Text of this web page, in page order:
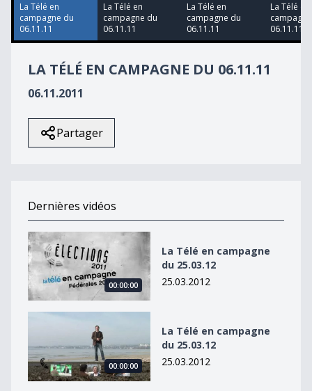
11
seconds
La Télé en
campagne du
06.11.11
La Télé en
campagne du
06.11.11
La Télé en
campagne du
06.11.11
La Télé en
06.11.11
LA TÉLÉ EN CAMPAGNE DU 06.11.11
06.11.2011
Partager
Dernières vidéos
La Télé en campagne du 25.03.12
00:00:00
La Télé en campagne
du 25.03.12
25.03.2012
La Télé en campagne du 25.03.12
00:00:00
La Télé en campagne
du 25.03.12
25.03.2012